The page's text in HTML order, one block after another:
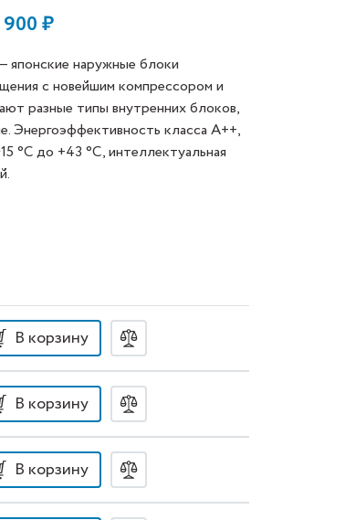
₽
наружные блоки
с новейшим компрессором и
разные типы внутренних блоков,
Энергоэффективность класса А++,
°C до +43 °C, интеллектуальная
В корзину
В корзину
В корзину